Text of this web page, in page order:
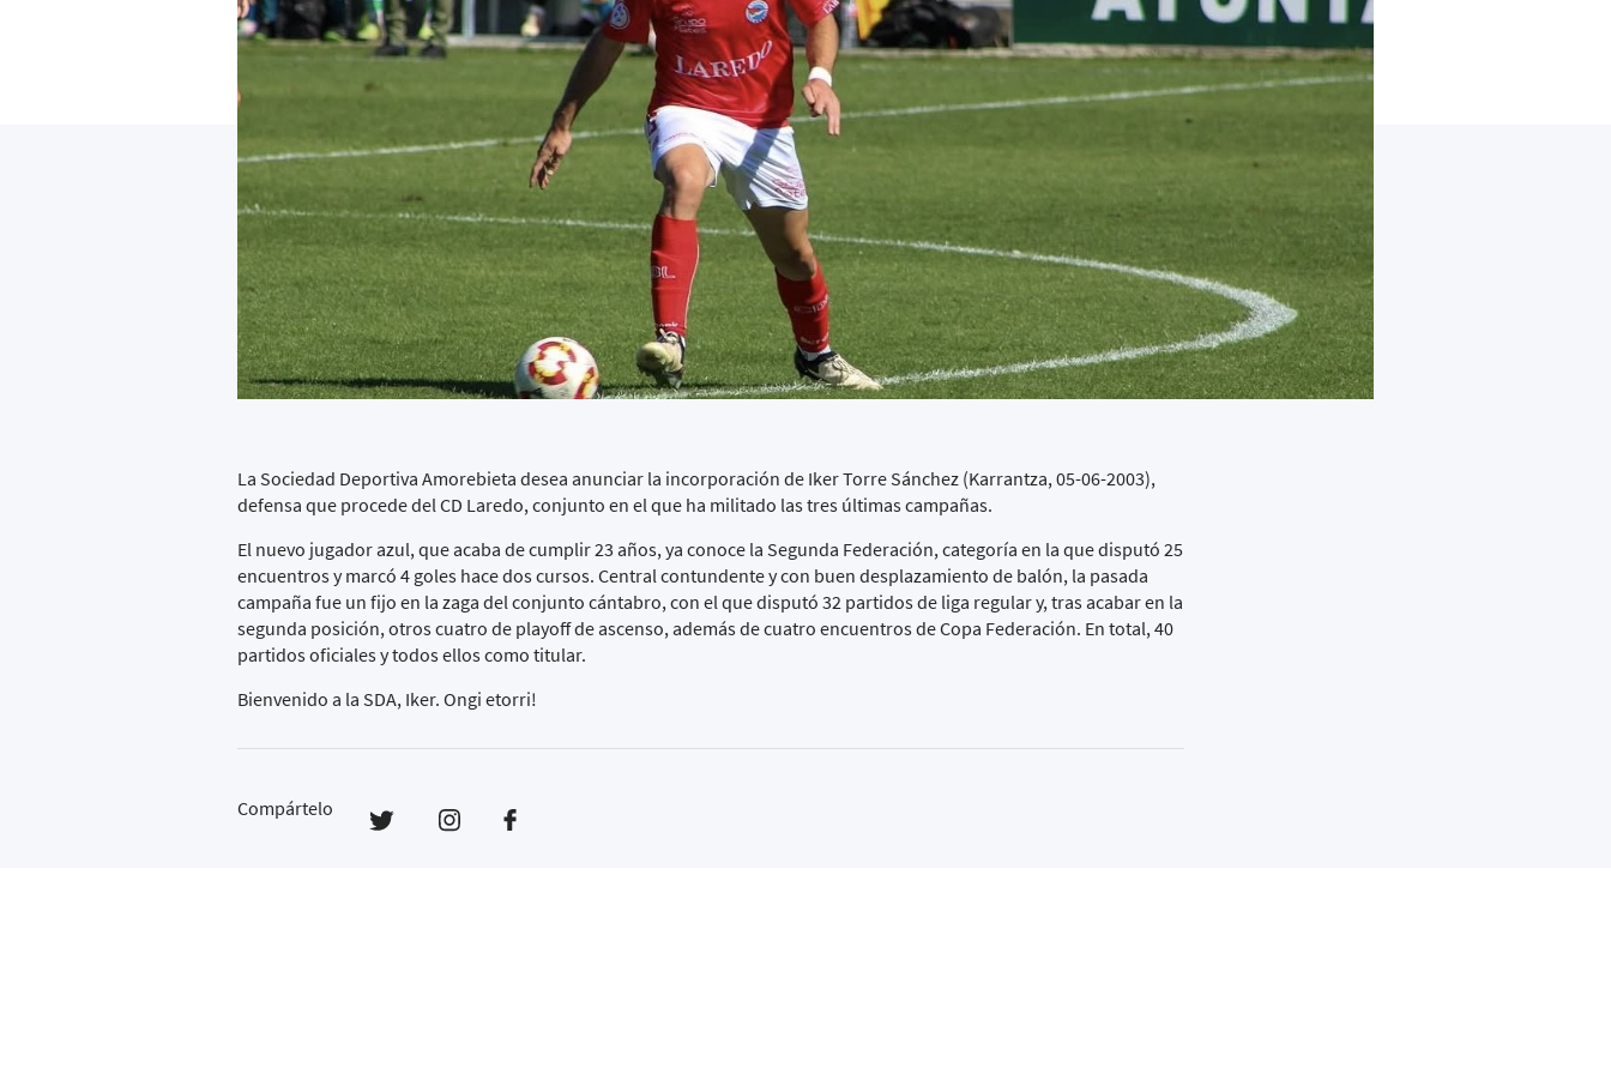
La Sociedad Deportiva Amorebieta desea anunciar la incorporación de Iker Torre Sánchez (Karrantza, 05-06-2003),
defensa que procede del CD Laredo, conjunto en el que ha militado las tres últimas campañas.
El nuevo jugador azul, que acaba de cumplir 23 años, ya conoce la Segunda Federación, categoría en la que disputó 25
encuentros y marcó 4 goles hace dos cursos. Central contundente y con buen desplazamiento de balón, la pasada
campaña fue un fijo en la zaga del conjunto cántabro, con el que disputó 32 partidos de liga regular y, tras acabar en la
segunda posición, otros cuatro de playoff de ascenso, además de cuatro encuentros de Copa Federación. En total, 40
partidos oficiales y todos ellos como titular.
Bienvenido a la SDA, Iker. Ongi etorri!
Compártelo